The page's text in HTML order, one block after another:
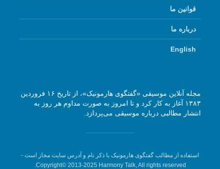
قوانین ما
درباره ما
English
مجله آنلاین موسیقی «گفتگوی هارمونیک»، از تاریخ ۱۶ فروردین
۱۳۸۳ آغاز به کار کرد و تا امروز به صورت مداوم هر روز به
انتشار مطالبی درباره موسیقی می‌پردازد.
استفاده از مطالب گفتگوی هارمونیک با ذکر نام و آدرس سایت مجاز است -
Copyright© 2013-2025 Harmony Talk, All rights reserved.